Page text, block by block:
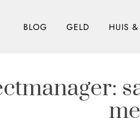
BLOG GELD HUIS